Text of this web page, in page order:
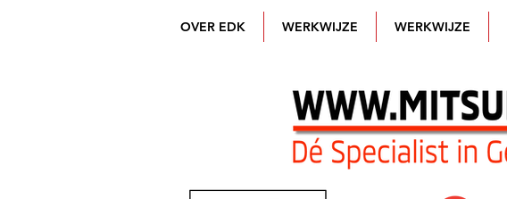
OVER EDK WERKWIJZE WERKWIJZE